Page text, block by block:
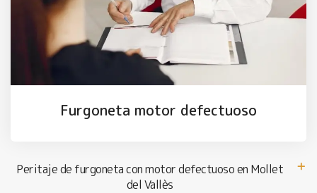
Furgoneta motor defectuoso
Peritaje de furgoneta con motor defectuoso en Mollet
del Vallès